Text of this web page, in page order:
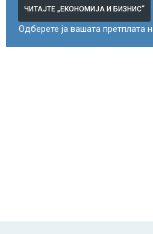
ЧИТАЈТЕ „ЕКОНОМИЈА И БИЗНИС“
Одберете ја вашата претплата